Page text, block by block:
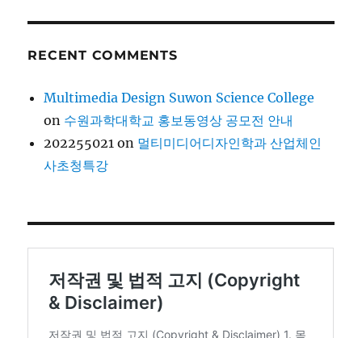
RECENT COMMENTS
Multimedia Design Suwon Science College
on 수원과학대학교 홍보동영상 공모전 안내
202255021 on 멀티미디어디자인학과 산업체인
사초청특강